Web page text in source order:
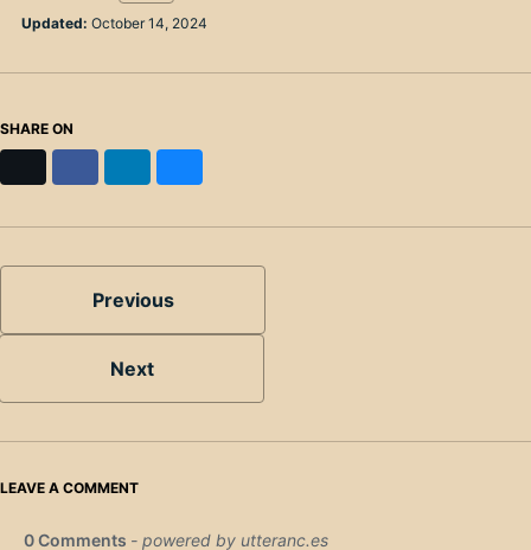
Updated: October 14, 2024
SHARE ON
Previous
Next
LEAVE A COMMENT